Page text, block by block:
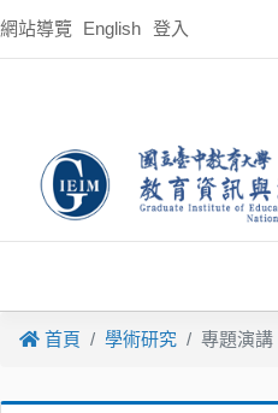
網站導覽 English 登入
首頁 學術研究 專題演講